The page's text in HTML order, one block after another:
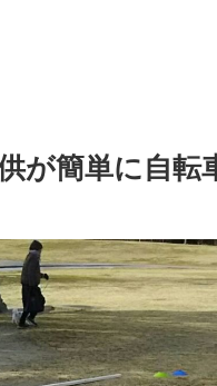
が簡単に自転